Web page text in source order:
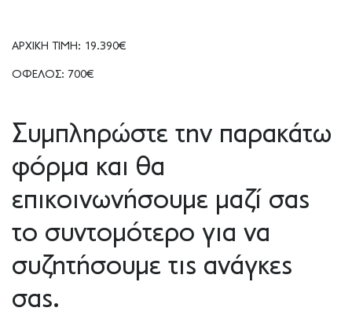
ΑΡΧΙΚΗ ΤΙΜΗ: 19.390€
ΟΦΕΛΟΣ: 700€
Συμπληρώστε την παρακάτω
φόρμα και θα
επικοινωνήσουμε μαζί σας
το συντομότερο για να
συζητήσουμε τις ανάγκες
σας.